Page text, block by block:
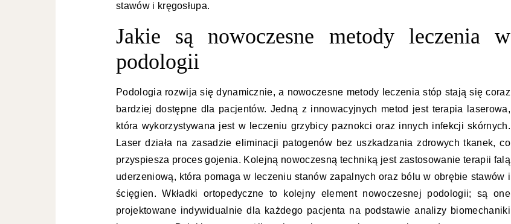
stawów i kręgosłupa.
Jakie są nowoczesne metody leczenia w
podologii
Podologia rozwija się dynamicznie, a nowoczesne metody leczenia stóp stają się coraz
bardziej dostępne dla pacjentów. Jedną z innowacyjnych metod jest terapia laserowa,
która wykorzystywana jest w leczeniu grzybicy paznokci oraz innych infekcji skórnych.
Laser działa na zasadzie eliminacji patogenów bez uszkadzania zdrowych tkanek, co
przyspiesza proces gojenia. Kolejną nowoczesną techniką jest zastosowanie terapii falą
uderzeniową, która pomaga w leczeniu stanów zapalnych oraz bólu w obrębie stawów i
ścięgien. Wkładki ortopedyczne to kolejny element nowoczesnej podologii; są one
projektowane indywidualnie dla każdego pacjenta na podstawie analizy biomechaniki